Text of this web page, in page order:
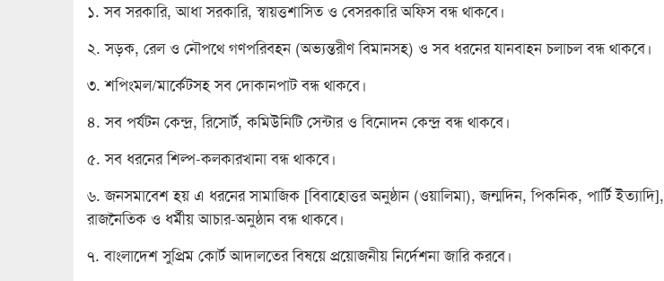
১. সব সরকারি, আধা সরকারি, স্বায়ত্তশাসিত ও বেসরকারি অফিস বন্ধ থাকবে।
২. সড়ক, রেল ও নৌপথে গণপরিবহন (অভ্যন্তরীণ বিমানসহ) ও সব ধরনের যানবাহন চলাচল বন্ধ থাকবে।
৩. শপিংমল/মার্কেটসহ সব দোকানপাট বন্ধ থাকবে।
৪. সব পর্যটন কেন্দ্র, রিসোর্ট, কমিউনিটি সেন্টার ও বিনোদন কেন্দ্র বন্ধ থাকবে।
৫. সব ধরনের শিল্প-কলকারখানা বন্ধ থাকবে।
৬. জনসমাবেশ হয় এ ধরনের সামাজিক [বিবাহোত্তর অনুষ্ঠান (ওয়ালিমা), জন্মদিন, পিকনিক, পার্টি ইত্যাদি],
রাজনৈতিক ও ধর্মীয় আচার-অনুষ্ঠান বন্ধ থাকবে।
৭. বাংলাদেশ সুপ্রিম কোর্ট আদালতের বিষয়ে প্রয়োজনীয় নির্দেশনা জারি করবে।